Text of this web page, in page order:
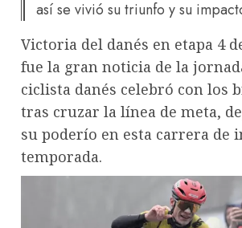
así se vivió su triunfo y su
Victoria del danés en etapa 4
fue la gran noticia de la
ciclista danés celebró con los
tras cruzar la línea de meta,
su poderío en esta carrera de
temporada.